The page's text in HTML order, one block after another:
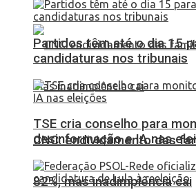
CNC: endividamento das
82%, mas inadimplência cai
Partidos têm até o dia 15
candidaturas nos tribunais
TSE cria conselho para
desinformação e IA nas